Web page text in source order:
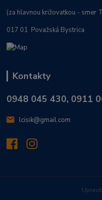
(za hlavnou križovatkou - smer
017 01 Považská Bystrica
Kontakty
0948 045 430, 0911
lcisik@gmail.com